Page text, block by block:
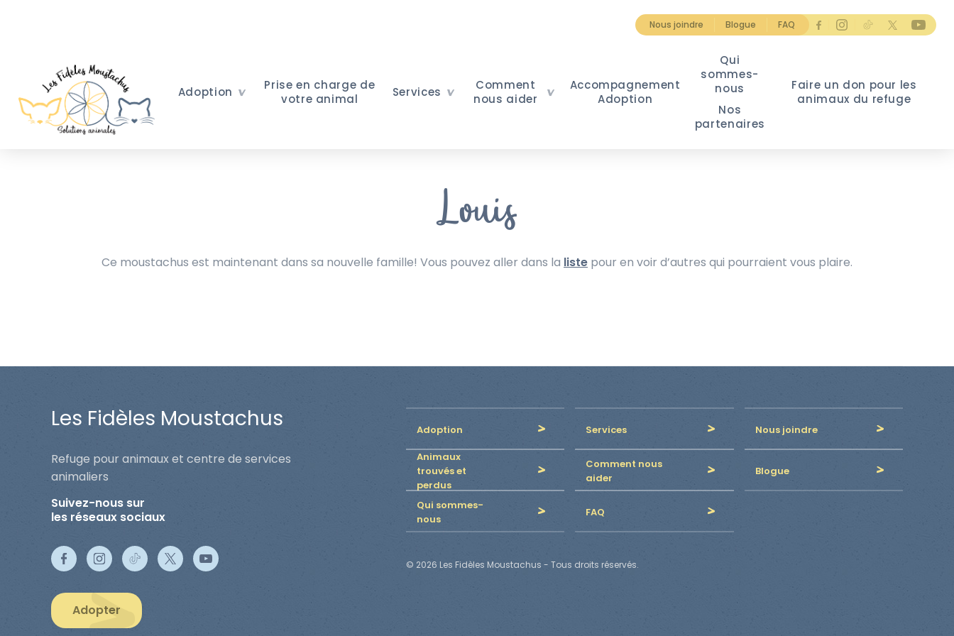
Nous joindre Blogue FAQ
Adoption
Prise en charge de
votre animal
Services
Comment
nous aider
Accompagnement
Adoption
Qui
sommes-
nous
Nos
partenaires
Faire un don pour les
animaux du refuge
Louis
Ce moustachus est maintenant dans sa nouvelle famille! Vous pouvez aller dans la liste pour en voir d’autres qui pourraient vous plaire.
Les Fidèles Moustachus
Refuge pour animaux et centre de services
animaliers
Suivez-nous sur
les réseaux sociaux
Adopter
Adoption Services
Nous joindre
Animaux
trouvés et
perdus
Comment nous
aider
Blogue
Qui sommes-
nous
FAQ
© 2026 Les Fidèles Moustachus - Tous droits réservés.